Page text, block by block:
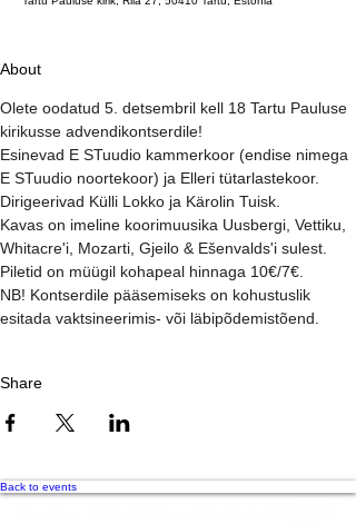
About
Olete oodatud 5. detsembril kell 18 Tartu Pauluse
kirikusse advendikontserdile!
Esinevad E STuudio kammerkoor (endise nimega
E STuudio noortekoor) ja Elleri tütarlastekoor.
Dirigeerivad Külli Lokko ja Kärolin Tuisk.
Kavas on imeline koorimuusika Uusbergi, Vettiku,
Whitacre'i, Mozarti, Gjeilo & Ešenvalds'i sulest.
Piletid on müügil kohapeal hinnaga 10€/7€.
NB! Kontserdile pääsemiseks on kohustuslik
esitada vaktsineerimis- või läbipõdemistõend.
Share
Back to events